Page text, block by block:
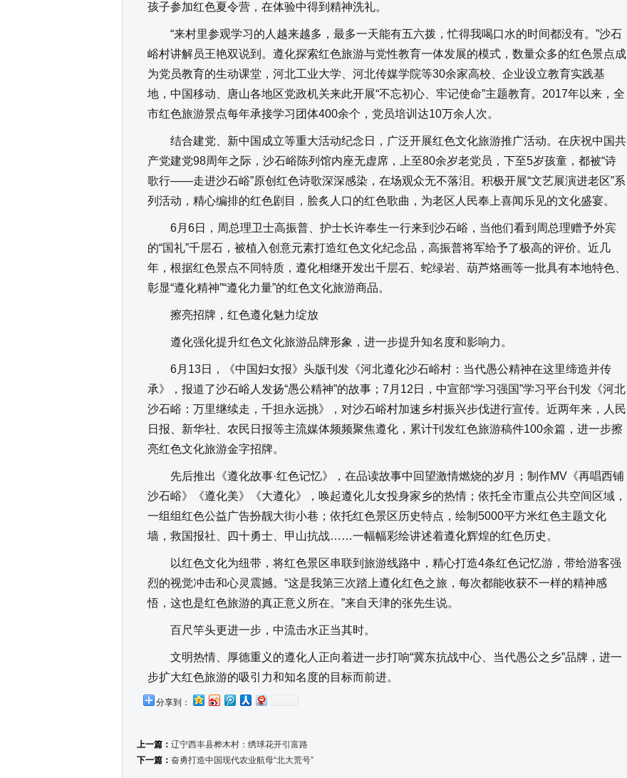
孩子参加红色夏令营，在体验中得到精神洗礼。
“来村里参观学习的人越来越多，最多一天能有五六拨，忙得我喝口水的时间都没有。”沙石
峪村讲解员王艳双说到。遵化探索红色旅游与党性教育一体发展的模式，数量众多的红色景点成
为党员教育的生动课堂，河北工业大学、河北传媒学院等30余家高校、企业设立教育实践基
地，中国移动、唐山各地区党政机关来此开展“不忘初心、牢记使命”主题教育。2017年以来，全
市红色旅游景点每年承接学习团体400余个，党员培训达10万余人次。
结合建党、新中国成立等重大活动纪念日，广泛开展红色文化旅游推广活动。在庆祝中国共
产党建党98周年之际，沙石峪陈列馆内座无虚席，上至80余岁老党员，下至5岁孩童，都被“诗
歌行——走进沙石峪”原创红色诗歌深深感染，在场观众无不落泪。积极开展“文艺展演进老区”系
列活动，精心编排的红色剧目，脍炙人口的红色歌曲，为老区人民奉上喜闻乐见的文化盛宴。
6月6日，周总理卫士高振普、护士长许奉生一行来到沙石峪，当他们看到周总理赠予外宾
的“国礼”千层石，被植入创意元素打造红色文化纪念品，高振普将军给予了极高的评价。近几
年，根据红色景点不同特质，遵化相继开发出千层石、蛇绿岩、葫芦烙画等一批具有本地特色、
彰显“遵化精神”“遵化力量”的红色文化旅游商品。
擦亮招牌，红色遵化魅力绽放
遵化强化提升红色文化旅游品牌形象，进一步提升知名度和影响力。
6月13日，《中国妇女报》头版刊发《河北遵化沙石峪村：当代愚公精神在这里缔造并传
承》，报道了沙石峪人发扬“愚公精神”的故事；7月12日，中宣部“学习强国”学习平台刊发《河北
沙石峪：万里继续走，千担永远挑》，对沙石峪村加速乡村振兴步伐进行宣传。近两年来，人民
日报、新华社、农民日报等主流媒体频频聚焦遵化，累计刊发红色旅游稿件100余篇，进一步擦
亮红色文化旅游金字招牌。
先后推出《遵化故事·红色记忆》，在品读故事中回望激情燃烧的岁月；制作MV《再唱西铺
沙石峪》《遵化美》《大遵化》，唤起遵化儿女投身家乡的热情；依托全市重点公共空间区域，
一组组红色公益广告扮靓大街小巷；依托红色景区历史特点，绘制5000平方米红色主题文化
墙，救国报社、四十勇士、甲山抗战……一幅幅彩绘讲述着遵化辉煌的红色历史。
以红色文化为纽带，将红色景区串联到旅游线路中，精心打造4条红色记忆游，带给游客强
烈的视觉冲击和心灵震撼。“这是我第三次踏上遵化红色之旅，每次都能收获不一样的精神感
悟，这也是红色旅游的真正意义所在。”来自天津的张先生说。
百尺竿头更进一步，中流击水正当其时。
文明热情、厚德重义的遵化人正向着进一步打响“冀东抗战中心、当代愚公之乡”品牌，进一
步扩大红色旅游的吸引力和知名度的目标而前进。
分享到：
上一篇： 辽宁西丰县桦木村：绣球花开引富路
下一篇： 奋勇打造中国现代农业航母“北大荒号”